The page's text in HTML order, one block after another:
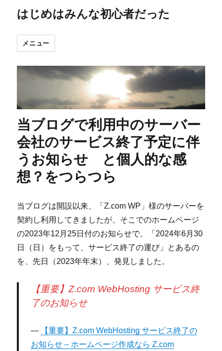
はじめはみんな初心者だった
メニュー
当ブログで利用中のサーバー
会社のサービス終了予定に伴
うお知らせ と個人的な感
想？をつらつら
当ブログは開設以来、「Z.com WP」様のサーバーを
契約し利用してきましたが、そこでのホームページ
の2023年12月25日付のお知らせで、「2024年6月30
日（日）をもって、サービス終了の運び」とあるの
を、先日（2023年年末）、発見しました。
【重要】Z.com WebHosting サービス終
了のお知らせ
【重要】Z.com WebHosting サービス終了の
お知らせ – ホームページ作成なら Z.com